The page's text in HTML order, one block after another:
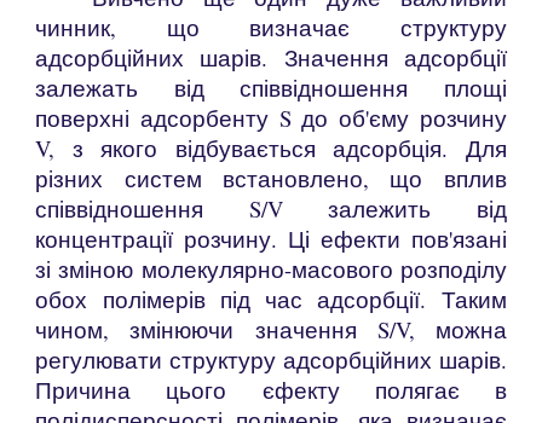
чинник, що визначає структуру
адсорбційних шарів. Значення адсорбції
залежать від співвідношення площі
поверхні адсорбенту S до об'єму розчину
V, з якого відбувається адсорбція. Для
різних систем встановлено, що вплив
співвідношення S/V залежить від
концентрації розчину. Ці ефекти пов'язані
зі зміною молекулярно-масового розподілу
обох полімерів під час адсорбції. Таким
чином, змінюючи значення S/V, можна
регулювати структуру адсорбційних шарів.
Причина цього єфекту полягає в